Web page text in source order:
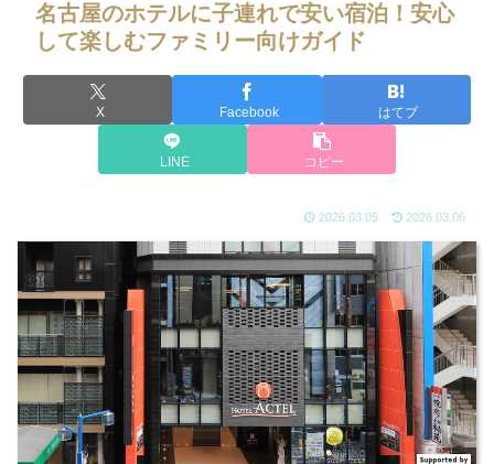
名古屋のホテルに子連れで安い宿泊！安心
して楽しむファミリー向けガイド
X Facebook はてブ
LINE コピー
2026.03.05 2026.03.06